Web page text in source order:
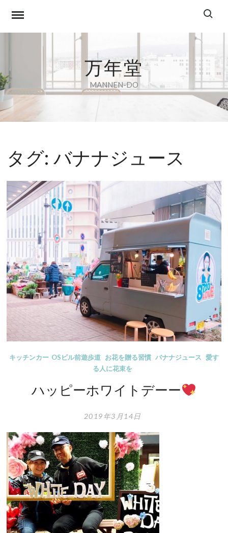
content
Search
万年堂
MANNEN-DO
タグ:バナナジュース
キッチンカー OSビル前遊歩道 お花を贈る習慣 バナナジュース 愛す
る人に花束を
ハッピーホワイトデーー
2019年3月14日